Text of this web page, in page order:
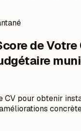
de Votre
CV pour obtenir